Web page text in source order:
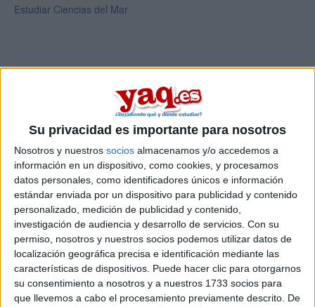
Su privacidad es importante para nosotros
Nosotros y nuestros socios almacenamos y/o accedemos a
información en un dispositivo, como cookies, y procesamos
datos personales, como identificadores únicos e información
estándar enviada por un dispositivo para publicidad y contenido
personalizado, medición de publicidad y contenido,
investigación de audiencia y desarrollo de servicios. Con su
permiso, nosotros y nuestros socios podemos utilizar datos de
localización geográfica precisa e identificación mediante las
características de dispositivos. Puede hacer clic para otorgarnos
su consentimiento a nosotros y a nuestros 1733 socios para
que llevemos a cabo el procesamiento previamente descrito. De
Estudiar Ciencias del Mar
21 de junio, 2017 - 00:53
Infinita
Desconectado
Mi recomendación es mandarlo como carta certificada y con
que la fecha de salida sea antes del cierre del plazo no tienes
problemas.
Los documentos que te pida en la preinscripción,
normalmente los de tu prueba a la universidad y nota de
bachillerato (no originales, documentos compulsados que
tendrás que mandar a varios sitios si te plantes más de una
comunidad).